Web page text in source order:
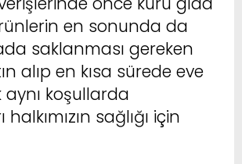
en sonunda da
saklanması gereken
alıp en kısa sürede eve
koşullarda
sağlığı için